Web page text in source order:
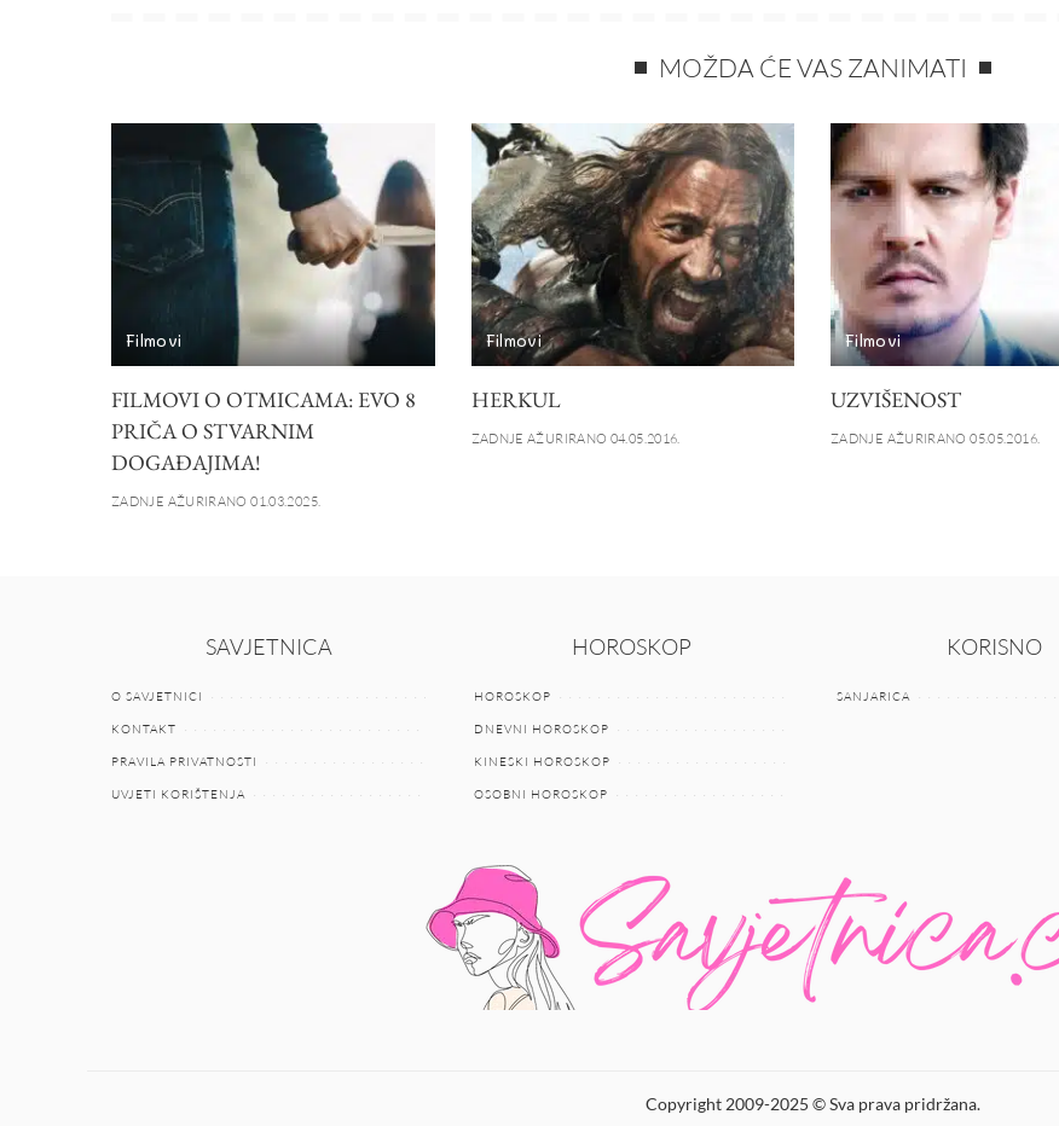
MOŽDA ĆE VAS ZANIMATI
Filmovi
FILMOVI O OTMICAMA: EVO 8
PRIČA O STVARNIM
DOGAĐAJIMA!
ZADNJE AŽURIRANO 01.03.2025.
Filmovi
HERKUL
ZADNJE AŽURIRANO 04.05.2016.
Filmovi
UZVIŠENOST
ZADNJE AŽURIRANO 05.05.2016.
SAVJETNICA
O SAVJETNICI
KONTAKT
PRAVILA PRIVATNOSTI
UVJETI KORIŠTENJA
HOROSKOP
HOROSKOP
DNEVNI HOROSKOP
KINESKI HOROSKOP
OSOBNI HOROSKOP
KORISNO
SANJARICA
Copyright 2009-2025 © Sva prava pridržana.